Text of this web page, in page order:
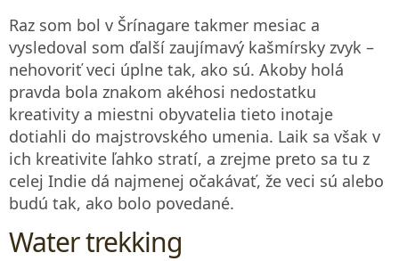
Raz som bol v Šrínagare takmer mesiac a
vysledoval som ďalší zaujímavý kašmírsky zvyk –
nehovoriť veci úplne tak, ako sú. Akoby holá
pravda bola znakom akéhosi nedostatku
kreativity a miestni obyvatelia tieto inotaje
dotiahli do majstrovského umenia. Laik sa však v
ich kreativite ľahko stratí, a zrejme preto sa tu z
celej Indie dá najmenej očakávať, že veci sú alebo
budú tak, ako bolo povedané.
Water trekking